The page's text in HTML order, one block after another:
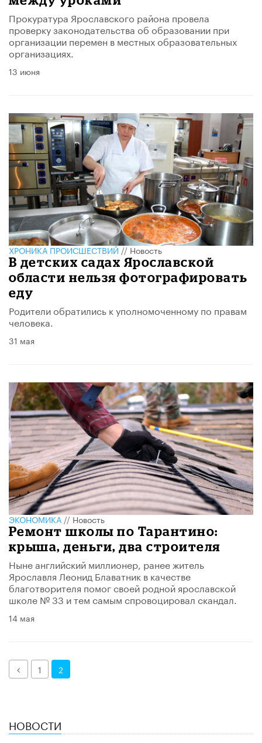
Прокуратура Ярославского района провела
проверку законодательства об образовании при
организации перемен в местных образовательных
организациях.
13 июня
ХРОНИКА ПРОИСШЕСТВИЙ//Новость
В детских садах Ярославской
области нельзя фотографировать
еду
Родители обратились к уполномоченному по правам
человека.
31 мая
ЭКОНОМИКА//Новость
Ремонт школы по Тарантино:
крыша, деньги, два строителя
​Ныне английский миллионер, ранее житель
Ярославля Леонид Блаватник в качестве
благотворителя помог своей родной ярославской
школе № 33 и тем самым спровоцировал скандал.
14 мая
Назад1 2
НОВОСТИ